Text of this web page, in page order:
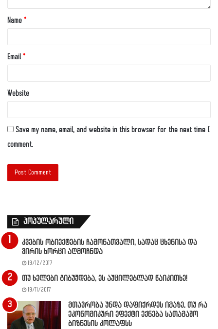
Name *
Email *
Website
Save my name, email, and website in this browser for the next time I
comment.
პოპულარული
კვების ობიექტების ჩამონათვალი, სადაც ცხენისა და
ვირის ხორცი აღმოჩნდა
19/12/2017
თუ ხელები გიბუჟდება, ეს აუცილებლად წაიკითხე!
19/11/2017
მთავრობა უნდა დაფიქრდეს იმაზე, თუ რა
ეკონომიკური ეფექტი ექნება სათამაშო
ბიზნესის კოლაფსს